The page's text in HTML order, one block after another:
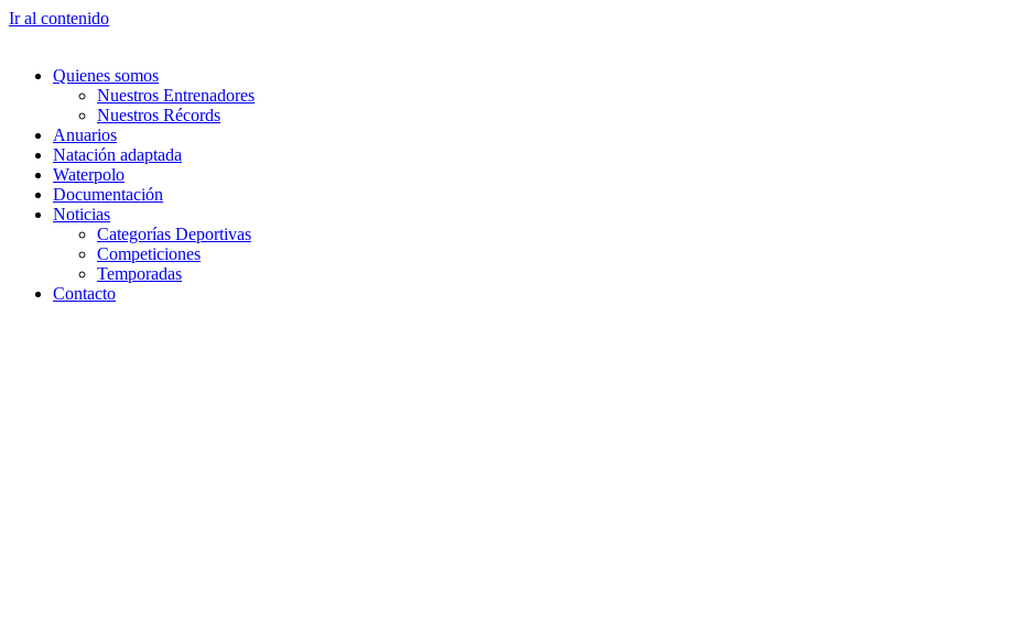
Ir al contenido
Quienes somos
Nuestros Entrenadores
Nuestros Récords
Anuarios
Natación adaptada
Waterpolo
Documentación
Noticias
Categorías Deportivas
Competiciones
Temporadas
Contacto